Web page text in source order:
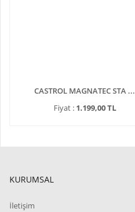
CASTROL MAGNATEC STA ...
Fiyat : 1.199,00 TL
KURUMSAL
İletişim